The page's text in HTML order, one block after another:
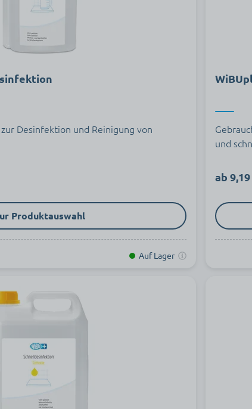
Desinfektion und Reinigung von
Produktauswahl
Auf Lager
und
ab